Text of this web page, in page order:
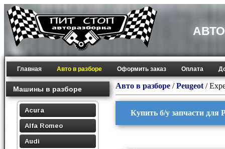
Главная Авто в разборе Оформить заказ Оплата
Машины в разборе
Acura
Alfa Romeo
Audi
Авто в разборе /Peugeot /
Купить б/у запчасти для